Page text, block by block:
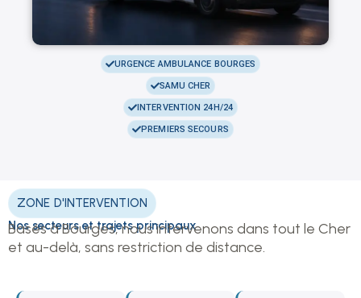
URGENCE AMBULANCE BOURGES
SAMU CHER
INTERVENTION 24H/24
PREMIERS SECOURS
ZONE D'INTERVENTION
Nos secteurs et trajets principaux
Basés à Bourges, nous intervenons dans tout le Cher
et au-delà, sans restriction de distance.